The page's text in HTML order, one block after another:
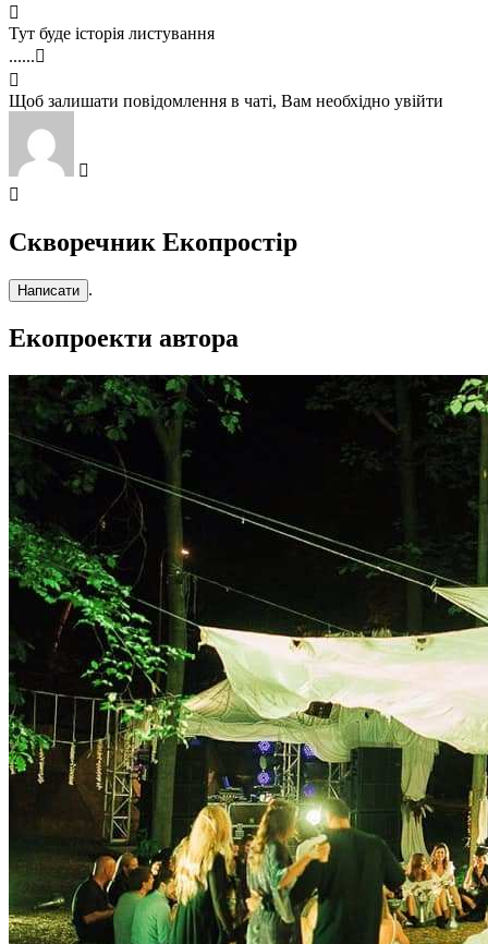
Тут буде історія листування
......
Щоб залишати повідомлення в чаті, Вам необхідно увійти
Скворечник Екопростір
Написати .
Екопроекти автора